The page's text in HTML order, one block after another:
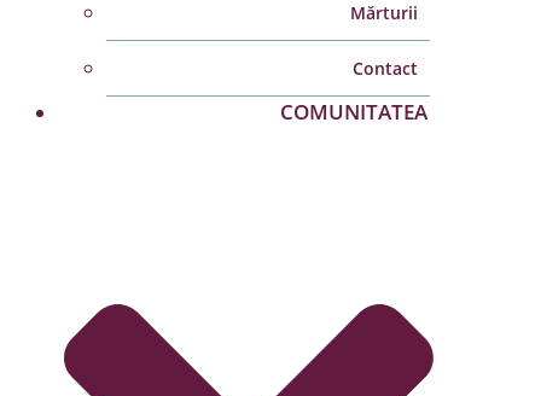
Mărturii
Contact
COMUNITATEA